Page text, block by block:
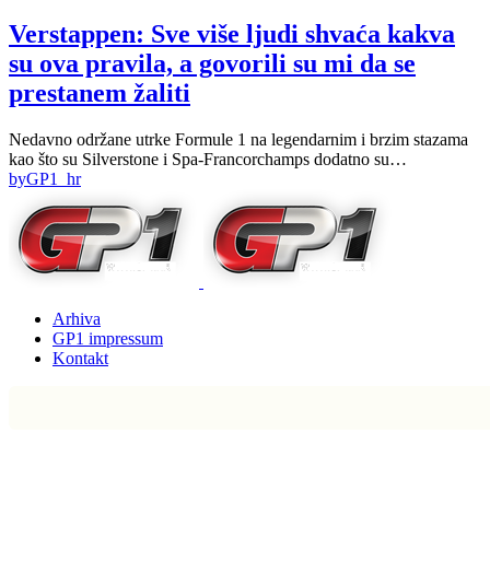
Verstappen: Sve više ljudi shvaća kakva
su ova pravila, a govorili su mi da se
prestanem žaliti
Nedavno održane utrke Formule 1 na legendarnim i brzim stazama
kao što su Silverstone i Spa-Francorchamps dodatno su…
byGP1_hr
Arhiva
GP1 impressum
Kontakt